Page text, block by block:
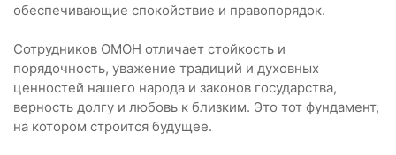
обеспечивающие спокойствие и правопорядок.
Сотрудников ОМОН отличает стойкость и
порядочность, уважение традиций и духовных
ценностей нашего народа и законов государства,
верность долгу и любовь к близким. Это тот фундамент,
на котором строится будущее.